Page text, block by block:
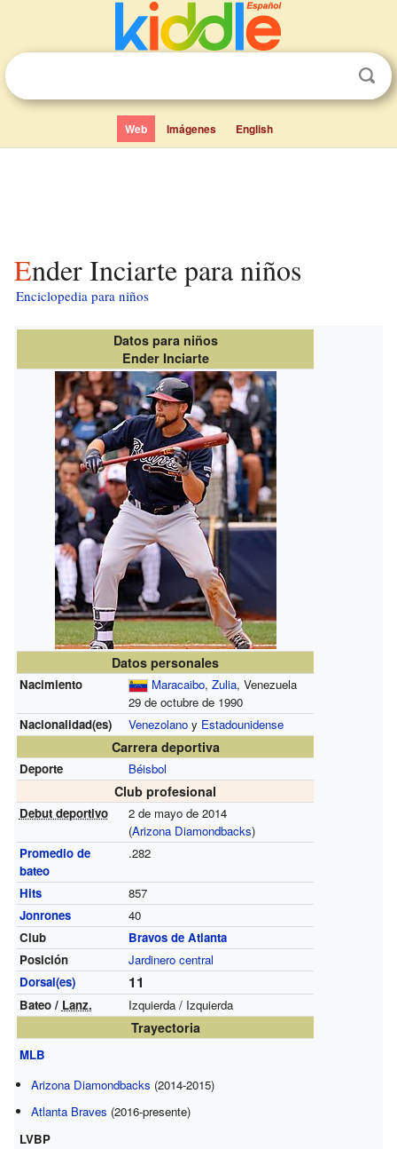
Web Imágenes English
Ender Inciarte para niños
Enciclopedia para niños
Datos para niños
Ender Inciarte
Datos personales
Nacimiento Maracaibo, Zulia, Venezuela
29 de octubre de 1990
Nacionalidad(es)
Venezolanoy Estadounidense
Carrera deportiva
Deporte Béisbol
Club profesional
Debut deportivo
2 de mayo de 2014
(Arizona Diamondbacks)
Promedio de
bateo
.282
Hits
857
Jonrones
40
Club
Bravos de Atlanta
Posición
Jardinero central
Dorsal(es)
11
Bateo / Lanz. Izquierda / Izquierda
Trayectoria
MLB
Arizona Diamondbacks (2014-2015)
Atlanta Braves (2016-presente)
LVBP